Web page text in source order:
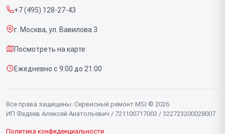
Срочный ремонт
Доставка и способы оплаты
Диагностика
Контакты
+7 (495) 128-27-43
г. Москва, ул. Вавилова 3
Посмотреть на карте
Ежедневно с 9:00 до 21:00
Все права защищены. Сервисный ремонт MSI © 2026
ИП Фадеев Алексей Анатольевич / 721100717003 / 322723200028007
Политика конфиденциальности